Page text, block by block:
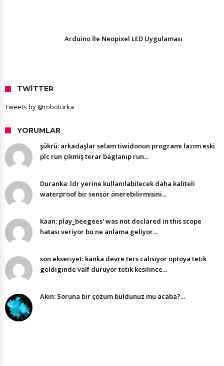
Arduino İle Neopixel LED Uygulaması
TWITTER
Tweets by @roboturka
YORUMLAR
şükrü: arkadaşlar selam tiwidonun programı lazım eski
plc run çıkmış terar baglanıp run...
Duranka: ldr yerine kullanılabilecek daha kaliteli
waterproof bir sensör önerebilirmisini...
kaan: play_beegees' was not declared in this scope
hatası veriyor bu ne anlama geliyor...
son ekserıyet: kanka devre ters calısıyor optoya tetık
geldıgınde valf duruyor tetık kesılınce...
Akın: Soruna bir çözüm buldunuz mu acaba?...